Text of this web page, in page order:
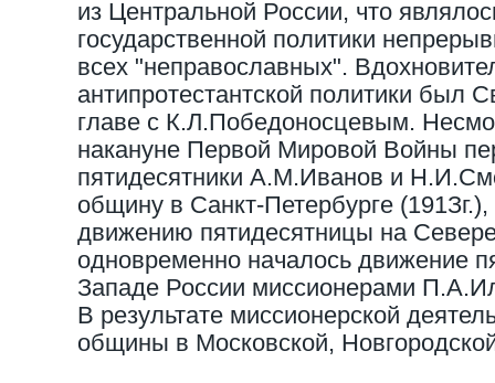
из Центральной России, что
государственной политики
всех "неправославных".
антипротестантской политики был
главе с К.Л.Победоносцевым.
накануне Первой Мировой Войны
пятидесятники А.М.Иванов и
общину в Санкт-Петербурге
движению пятидесятницы на
одновременно началось движение
Западе России миссионерами
В результате миссионерской
общины в Московской,